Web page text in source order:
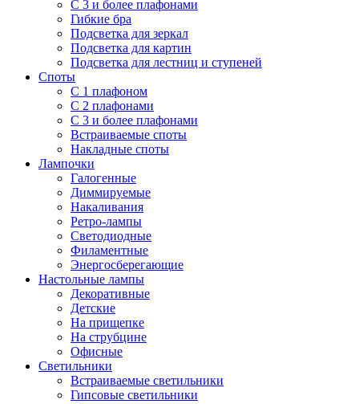
С 3 и более плафонами
Гибкие бра
Подсветка для зеркал
Подсветка для картин
Подсветка для лестниц и ступеней
Споты
С 1 плафоном
С 2 плафонами
С 3 и более плафонами
Встраиваемые споты
Накладные споты
Лампочки
Галогенные
Диммируемые
Накаливания
Ретро-лампы
Светодиодные
Филаментные
Энергосберегающие
Настольные лампы
Декоративные
Детские
На прищепке
На струбцине
Офисные
Светильники
Встраиваемые светильники
Гипсовые светильники